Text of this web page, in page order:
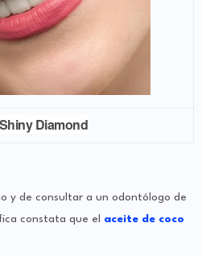
Shiny Diamond
y de consultar a un odontólogo de
constata que el aceite de coco